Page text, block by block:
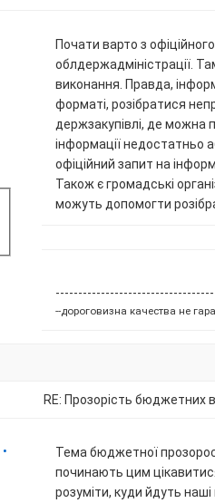
Почати варто з
облдержадміністрації.
виконання. Правда,
форматі, розібратися
держзакупівлі, де можна
інформації недостатньо
офіційний запит на
Також є громадські
можуть допомогти
--дороговизна качества не
RE: Прозорість бюджетних
•
Тема бюджетної
починають цим
розуміти, куди йдуть